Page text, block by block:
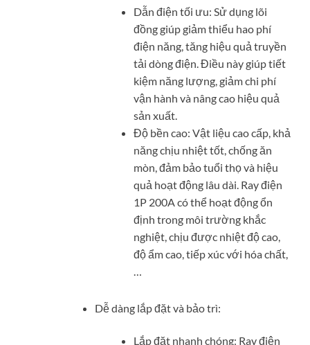
Dẫn điện tối ưu: Sử dụng lõi
đồng giúp giảm thiểu hao phí
điện năng, tăng hiệu quả truyền
tải dòng điện. Điều này giúp tiết
kiệm năng lượng, giảm chi phí
vận hành và nâng cao hiệu quả
sản xuất.
Độ bền cao: Vật liệu cao cấp, khả
năng chịu nhiệt tốt, chống ăn
mòn, đảm bảo tuổi thọ và hiệu
quả hoạt động lâu dài. Ray điện
1P 200A có thể hoạt động ổn
định trong môi trường khắc
nghiệt, chịu được nhiệt độ cao,
độ ẩm cao, tiếp xúc với hóa chất,
…
Dễ dàng lắp đặt và bảo trì:
Lắp đặt nhanh chóng: Ray điện